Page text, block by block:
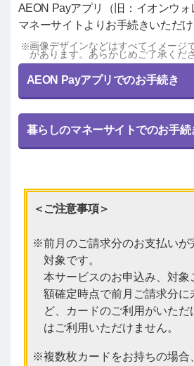
AEON Payアプリ（旧：イオンウ
マネーサイトよりお手続きいただけ
画像デザインなどはすべてイメージ
があります。あらかじめご了承くだ
AEON Payアプリでのお手続き
暮らしのマネーサイトでのお手続
＜ご注意事項＞
前月のご請求分のお支払いが
対象です。
本サービスのお申込み、対象
額確定時点で前月ご請求分に
ど、カードのご利用がいただ
はご利用いただけません。
複数枚カードをお持ちの場合